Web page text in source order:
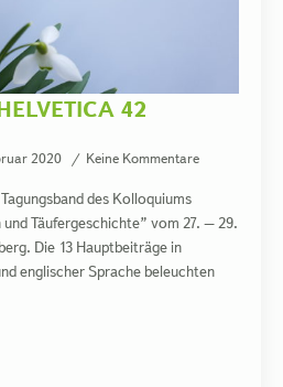
42
2020 Keine Kommentare
des Kolloquiums
Täufergeschichte” vom 27. – 29.
Die 13 Hauptbeiträge in
englischer Sprache beleuchten